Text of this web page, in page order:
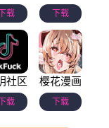
下载 下载
社区
下载
樱花漫画
下载